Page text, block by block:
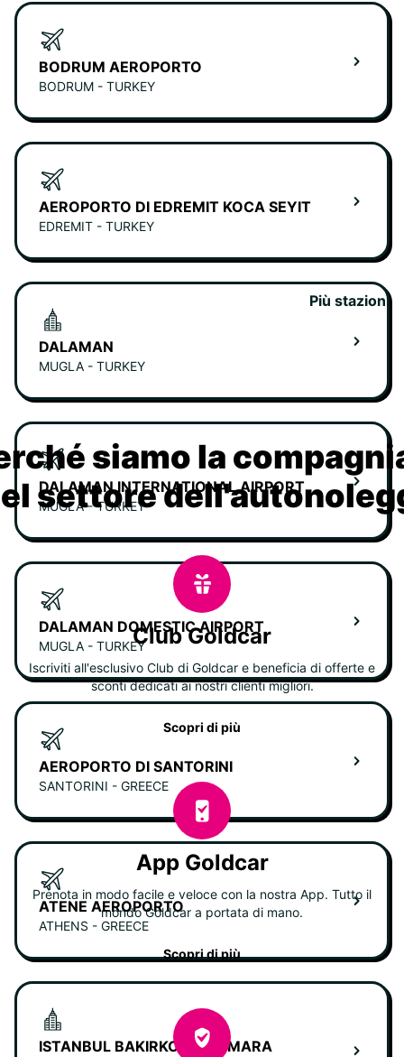
BODRUM AEROPORTO
BODRUM - TURKEY
AEROPORTO DI EDREMIT KOCA SEYIT
EDREMIT - TURKEY
DALAMAN
MUGLA - TURKEY
DALAMAN INTERNATIONAL AIRPORT
MUGLA - TURKEY
DALAMAN DOMESTIC AIRPORT
MUGLA - TURKEY
AEROPORTO DI SANTORINI
SANTORINI - GREECE
ATENE AEROPORTO
ATHENS - GREECE
ISTANBUL BAKIRKOY MARMARA
Più stazioni
siamo la
settore
Club Goldcar
Iscriviti all'esclusivo Club di Goldcar e beneficia di offerte e
sconti dedicati ai nostri clienti migliori.
Scopri di più
App Goldcar
Prenota in modo facile e veloce con la nostra App. Tutto il
mondo Goldcar a portata di mano.
Scopri di più